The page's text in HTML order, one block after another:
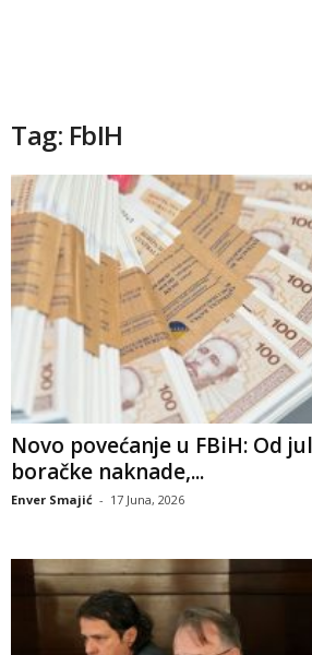
Tag: FbIH
Novo povećanje u FBiH: Od
boračke naknade,...
Enver Smajić - 17 Juna, 2026